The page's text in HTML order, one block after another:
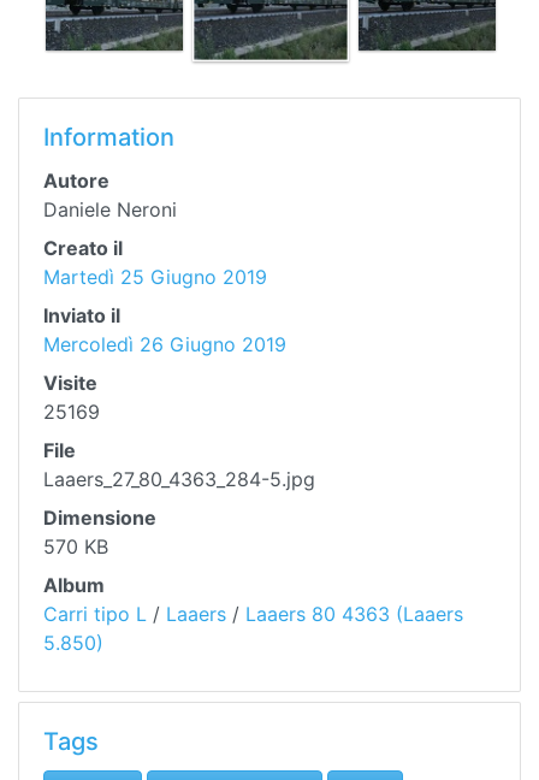
Information
Autore
Daniele Neroni
Creato il
Martedì 25 Giugno 2019
Inviato il
Mercoledì 26 Giugno 2019
Visite
25169
File
Laaers_27_80_4363_284-5.jpg
Dimensione
570 KB
Album
Carri tipo L / Laaers / Laaers 80 4363 (Laaers
5.850)
Tags